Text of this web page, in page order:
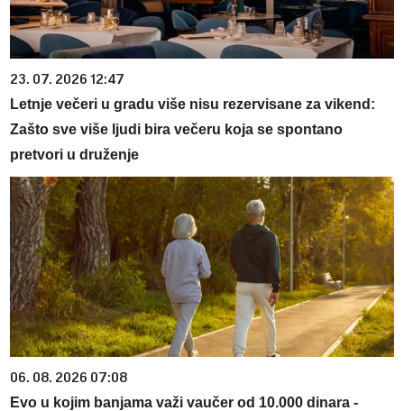
23. 07. 2026 12:47
Letnje večeri u gradu više nisu rezervisane za vikend:
Zašto sve više ljudi bira večeru koja se spontano
pretvori u druženje
06. 08. 2026 07:08
Evo u kojim banjama važi vaučer od 10.000 dinara -